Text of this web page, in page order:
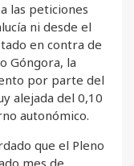
las peticiones
ni desde el
en contra de
Góngora, la
por parte del
alejada del 0,10
autonómico.
que el Pleno